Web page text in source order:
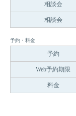
相談会
相談会
予約・料金
予約
Web予約期限
料金